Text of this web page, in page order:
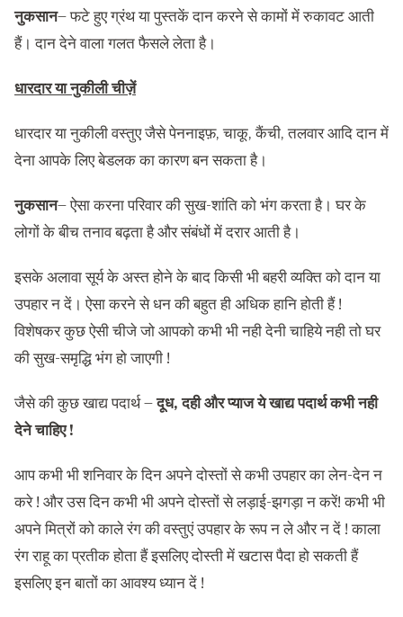
नुकसान– फटे हुए ग्रंथ या पुस्तकें दान करने से कामों में रुकावट आती
हैं। दान देने वाला गलत फैसले लेता है।
धारदार या नुकीली चीज़ें
धारदार या नुकीली वस्तुए जैसे पेननाइफ़, चाकू, कैंची, तलवार आदि दान में
देना आपके लिए बेडलक का कारण बन सकता है।
नुकसान– ऐसा करना परिवार की सुख-शांति को भंग करता है। घर के
लोगों के बीच तनाव बढ़ता है और संबंधों में दरार आती है।
इसके अलावा सूर्य के अस्त होने के बाद किसी भी बहरी व्यक्ति को दान या
उपहार न दें। ऐसा करने से धन की बहुत ही अधिक हानि होती हैं !
विशेषकर कुछ ऐसी चीजे जो आपको कभी भी नही देनी चाहिये नही तो घर
की सुख-समृद्धि भंग हो जाएगी !
जैसे की कुछ खाद्य पदार्थ –दूध, दही और प्याज ये खाद्य पदार्थ कभी नही
देने चाहिए !
आप कभी भी शनिवार के दिन अपने दोस्तों से कभी उपहार का लेन-देन न
करे ! और उस दिन कभी भी अपने दोस्तों से लड़ाई-झगड़ा न करें! कभी भी
अपने मित्रों को काले रंग की वस्तुएं उपहार के रूप न ले और न दें ! काला
रंग राहू का प्रतीक होता हैं इसलिए दोस्ती में खटास पैदा हो सकती हैं
इसलिए इन बातों का आवश्य ध्यान दें !